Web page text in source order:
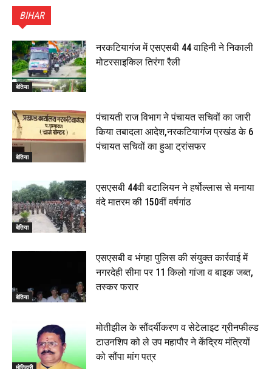
का भव्य पथ संचलन, 5 July 2026
00:22
बेतिया : मझौलिया में 1.24 क्विंटल गांजा के साथ बोलेरो ज़ब्त, दो
तस्कर गिरफ्तार, 4 July 2026
00:39
00:33
रक्सौल : सुरक्षा जॉंच को सोना-चांदी दुकानों का एसडीपीओ और
थानाध्यक्ष ने किया निरीक्षण, 19 June 2026
बेतिया में सगे भाई ने मां के साथ मिलकर की भाई की हत्या, शव
जलाया, दोनों गिरफ्तार, 14 June 2026
00:12
मोतिहारी। NDA सरकार, 12 साल विश्वास के, मीडिया संवाद में
सांसद रधामोहन सिंह, 13 June 2026
02:19
BIHAR
बेतिया
नरकटियागंज में एसएसबी 44 वाहिनी ने निकाली
मोटरसाइकिल तिरंगा रैली
बेतिया
पंचायती राज विभाग ने पंचायत सचिवों का जारी
किया तबादला आदेश,नरकटियागंज प्रखंड के 6
पंचायत सचिवों का हुआ ट्रांसफर
बेतिया
एसएसबी 44वी बटालियन ने हर्षोल्लास से मनाया
वंदे मातरम की 150वीं वर्षगांठ
बेतिया
एसएसबी व भंगहा पुलिस की संयुक्त कार्रवाई में
नगरदेही सीमा पर 11 किलो गांजा व बाइक जब्त,
तस्कर फरार
मोतिहारी
मोतीझील के सौंदर्यीकरण व सेटेलाइट ग्रीनफील्ड
टाउनशिप को ले उप महापौर ने केंद्रिय मंत्रियों
को सौंपा मांग पत्र